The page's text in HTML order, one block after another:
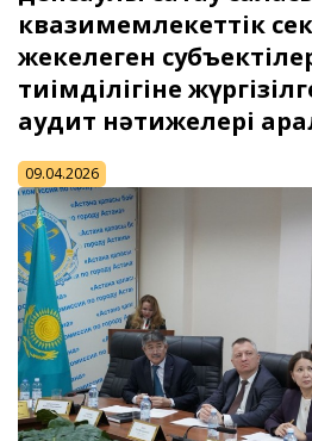
квазимемлекеттік
жекелеген
тиімділігіне
аудит нәтижелері
09.04.2026